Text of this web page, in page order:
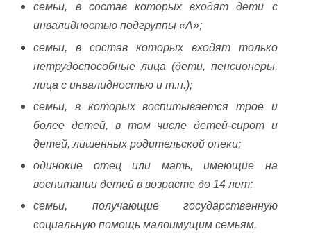
семьи, в состав которых входят дети с
инвалидностью подгруппы «А»;
семьи, в состав которых входят только
нетрудоспособные лица (дети, пенсионеры,
лица с инвалидностью и т.п.);
семьи, в которых воспитывается трое и
более детей, в том числе детей-сирот и
детей, лишенных родительской опеки;
одинокие отец или мать, имеющие на
воспитании детей в возрасте до 14 лет;
семьи, получающие государственную
социальную помощь малоимущим семьям.